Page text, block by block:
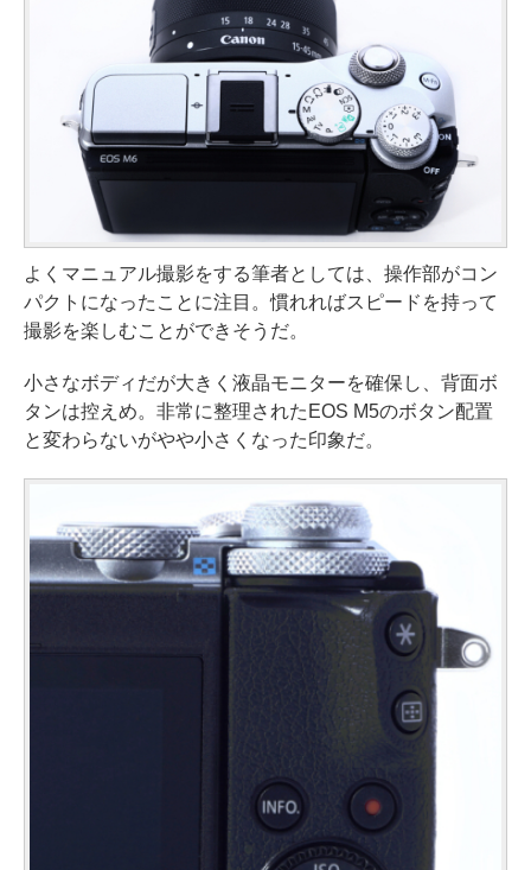
よくマニュアル撮影をする筆者としては、操作部がコン
パクトになったことに注目。慣れればスピードを持って
撮影を楽しむことができそうだ。
小さなボディだが大きく液晶モニターを確保し、背面ボ
タンは控えめ。非常に整理されたEOS M5のボタン配置
と変わらないがやや小さくなった印象だ。